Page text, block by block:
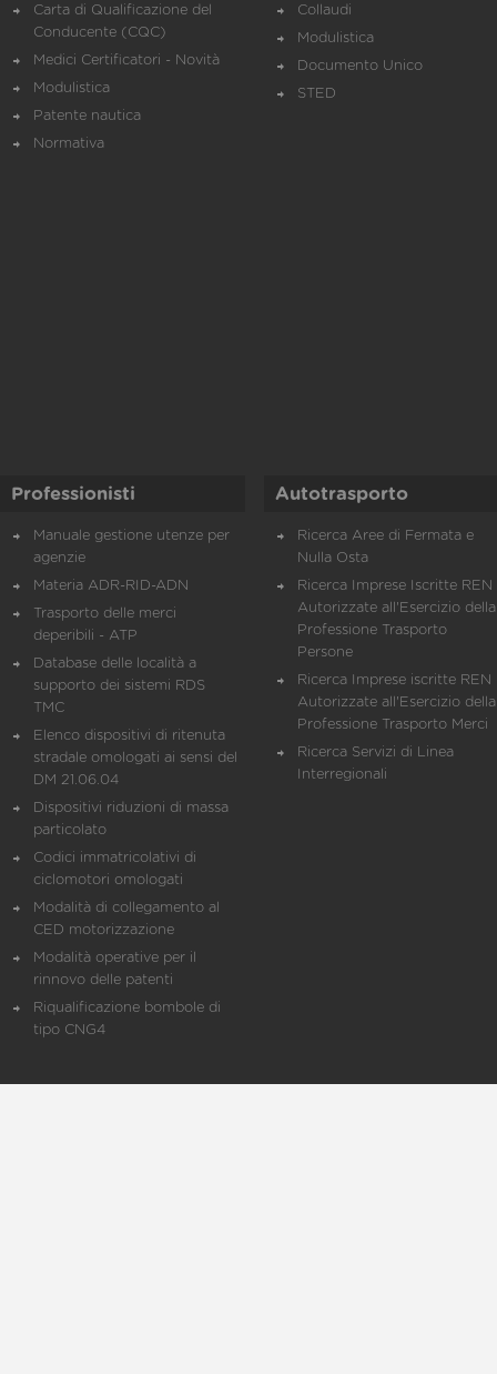
Carta di Qualificazione del
Conducente (CQC)
Medici Certificatori - Novità
Modulistica
Patente nautica
Normativa
Collaudi
Modulistica
Documento Unico
STED
Professionisti
Manuale gestione utenze per
agenzie
Materia ADR-RID-ADN
Trasporto delle merci
deperibili - ATP
Database delle località a
supporto dei sistemi RDS
TMC
Elenco dispositivi di ritenuta
stradale omologati ai sensi del
DM 21.06.04
Dispositivi riduzioni di massa
particolato
Codici immatricolativi di
ciclomotori omologati
Modalità di collegamento al
CED motorizzazione
Modalità operative per il
rinnovo delle patenti
Riqualificazione bombole di
tipo CNG4
Autotrasporto
Ricerca Aree di Fermata e
Nulla Osta
Ricerca Imprese Iscritte REN
Autorizzate all'Esercizio della
Professione Trasporto
Persone
Ricerca Imprese iscritte REN
Autorizzate all'Esercizio della
Professione Trasporto Merci
Ricerca Servizi di Linea
Interregionali